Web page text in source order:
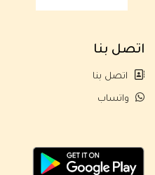
اتصل بنا
اتصل بنا
واتساب